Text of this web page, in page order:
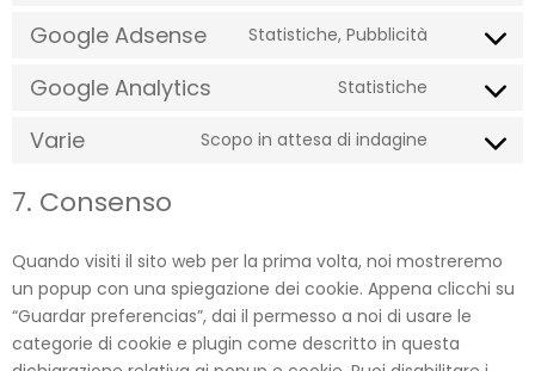
Google Adsense Statistiche, Pubblicità
Google Analytics Statistiche
Varie Scopo in attesa di indagine
7. Consenso
Quando visiti il sito web per la prima volta, noi mostreremo
un popup con una spiegazione dei cookie. Appena clicchi su
“Guardar preferencias”, dai il permesso a noi di usare le
categorie di cookie e plugin come descritto in questa